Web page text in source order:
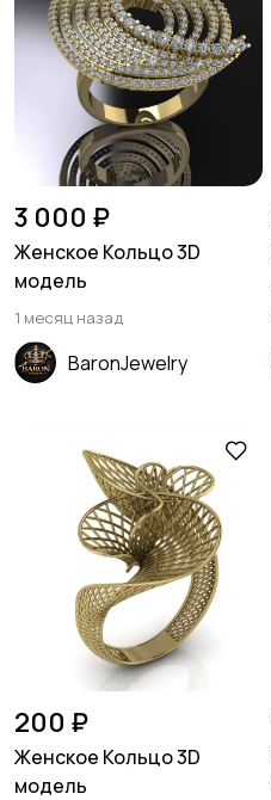
3 000 ₽
Женское Кольцо 3D
модель
1 месяц назад
BaronJewelry
200 ₽
Женское Кольцо 3D
модель